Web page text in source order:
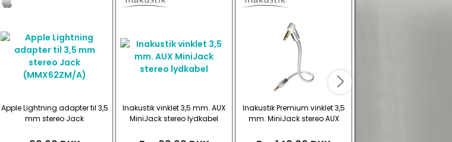
Apple Lightning adapter til 3,5
mm stereo Jack
Inakustik vinklet 3,5 mm. AUX
MiniJack stereo lydkabel
Inakustik Premium vinklet 3,5
mm. MiniJack stereo AUX